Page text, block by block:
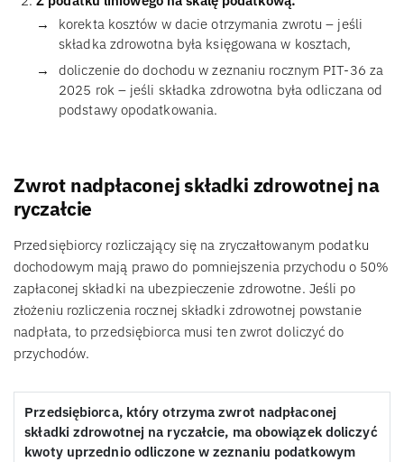
korekta kosztów w dacie otrzymania zwrotu – jeśli
składka zdrowotna była księgowana w kosztach,
doliczenie do dochodu w zeznaniu rocznym PIT-36 za
2025 rok – jeśli składka zdrowotna była odliczana od
podstawy opodatkowania.
Zwrot nadpłaconej składki zdrowotnej na
ryczałcie
Przedsiębiorcy rozliczający się na zryczałtowanym podatku
dochodowym mają prawo do pomniejszenia przychodu o 50%
zapłaconej składki na ubezpieczenie zdrowotne. Jeśli po
złożeniu rozliczenia rocznej składki zdrowotnej powstanie
nadpłata, to przedsiębiorca musi ten zwrot doliczyć do
przychodów.
Przedsiębiorca, który otrzyma zwrot nadpłaconej
składki zdrowotnej na ryczałcie, ma obowiązek doliczyć
kwoty uprzednio odliczone w zeznaniu podatkowym